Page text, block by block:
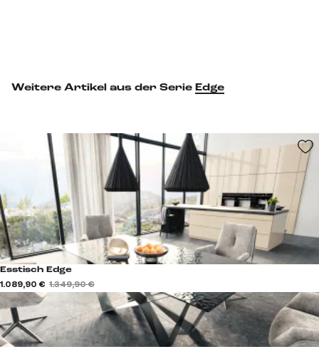
Weitere Artikel aus der Serie Edge
Esstisch Edge
1.089,90 € 1.349,90 €